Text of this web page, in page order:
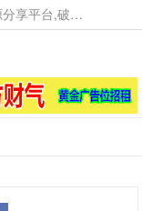
咸鱼资源网【www.xianyuai.cn】全网精品资源分享平台,破解软件,技术源码,火爆项目,工具辅助,这里无所不有。